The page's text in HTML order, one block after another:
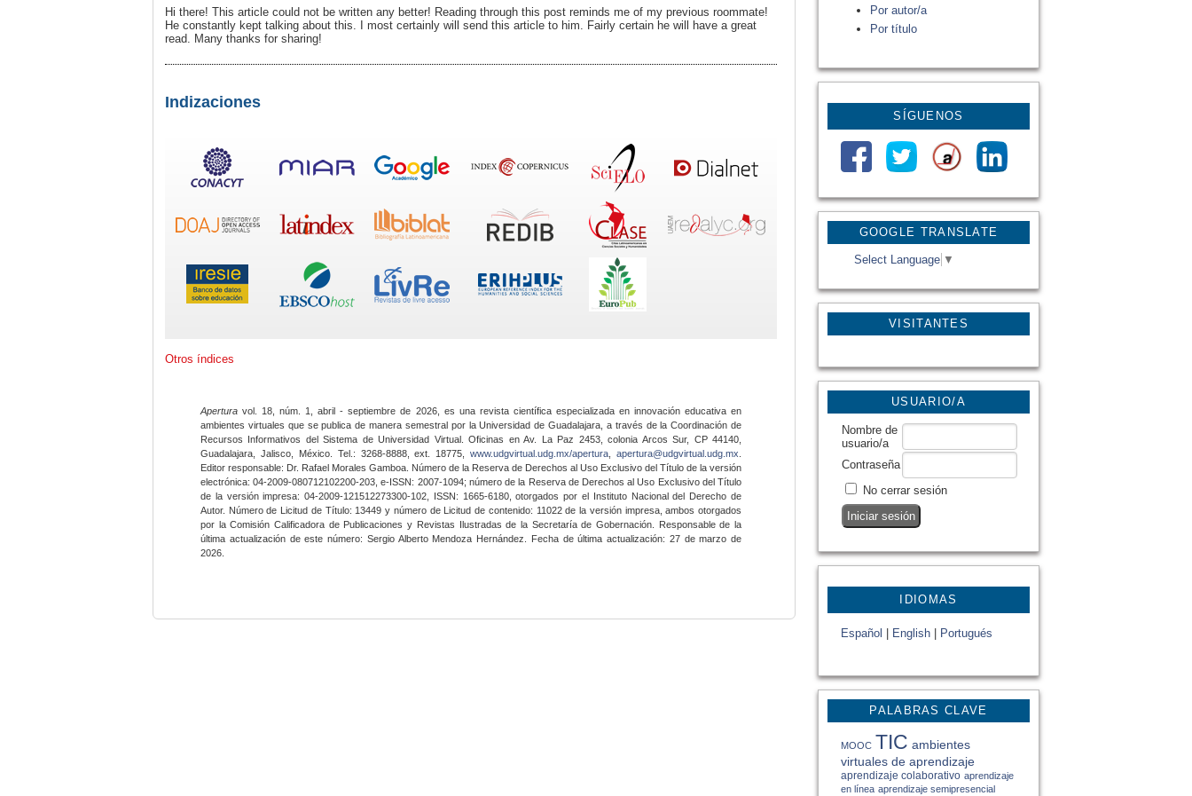
GOOGLE TRANSLATE
Select Language ▼
VISITANTES
Por autor/a
Por título
SÍGUENOS
USUARIO/A
Nombre de
usuario/a
Contraseña
No cerrar sesión
IDIOMAS
Español English Portugués
PALABRAS CLAVE
MOOC TIC ambientes
virtuales de aprendizaje
aprendizaje colaborativo aprendizaje
en línea aprendizaje semipresencial
Hi there! This article could not be written any better! Reading through this post reminds me of my previous roommate!
He constantly kept talking about this. I most certainly will send this article to him. Fairly certain he will have a great
read. Many thanks for sharing!
Indizaciones
Otros índices
Apertura vol. 18, núm. 1, abril - septiembre de 2026, es una revista científica especializada en innovación educativa en
ambientes virtuales que se publica de manera semestral por la Universidad de Guadalajara, a través de la Coordinación de
Recursos Informativos del Sistema de Universidad Virtual. Oficinas en Av. La Paz 2453, colonia Arcos Sur, CP 44140,
Guadalajara, Jalisco, México. Tel.: 3268-8888, ext. 18775,www.udgvirtual.udg.mx/apertura apertura@udgvirtual.udg.mx
Editor responsable: Dr. Rafael Morales Gamboa. Número de la Reserva de Derechos al Uso Exclusivo del Título de la versión
electrónica: 04-2009-080712102200-203, e-ISSN: 2007-1094; número de la Reserva de Derechos al Uso Exclusivo del Título
de la versión impresa: 04-2009-121512273300-102, ISSN: 1665-6180, otorgados por el Instituto Nacional del Derecho de
Autor. Número de Licitud de Título: 13449 y número de Licitud de contenido: 11022 de la versión impresa, ambos otorgados
por la Comisión Calificadora de Publicaciones y Revistas Ilustradas de la Secretaría de Gobernación. Responsable de la
última actualización de este número: Sergio Alberto Mendoza Hernández. Fecha de última actualización: 27 de marzo de
2026.